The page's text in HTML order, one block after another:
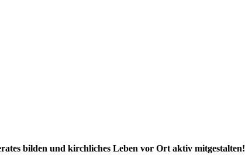
bilden und kirchliches Leben vor Ort aktiv mitgestalten!